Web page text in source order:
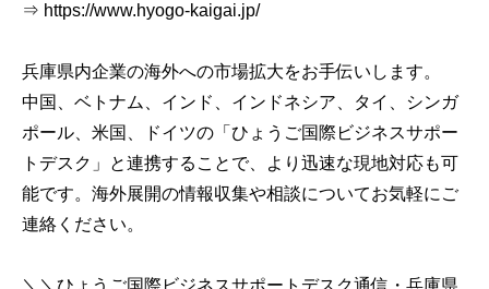
⇒ https://www.hyogo-kaigai.jp/
兵庫県内企業の海外への市場拡大をお手伝いします。
中国、ベトナム、インド、インドネシア、タイ、シンガ
ポール、米国、ドイツの「ひょうご国際ビジネスサポー
トデスク」と連携することで、より迅速な現地対応も可
能です。海外展開の情報収集や相談についてお気軽にご
連絡ください。
＼＼ひょうご国際ビジネスサポートデスク通信・兵庫県